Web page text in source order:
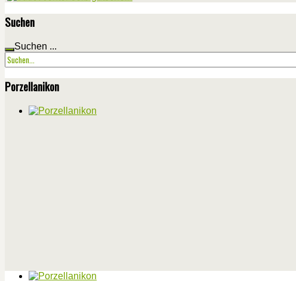
Suchen
Suchen ...
Porzellanikon